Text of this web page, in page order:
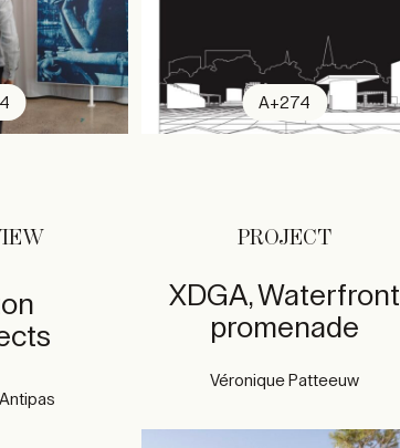
A+274
PROJECT
XDGA, Waterfront
promenade
Véronique Patteeuw